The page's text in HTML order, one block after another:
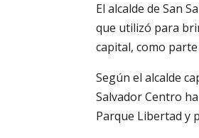
El alcalde de San
que utilizó para
capital, como
Según el alcalde
Salvador Centro
Parque Libertad y